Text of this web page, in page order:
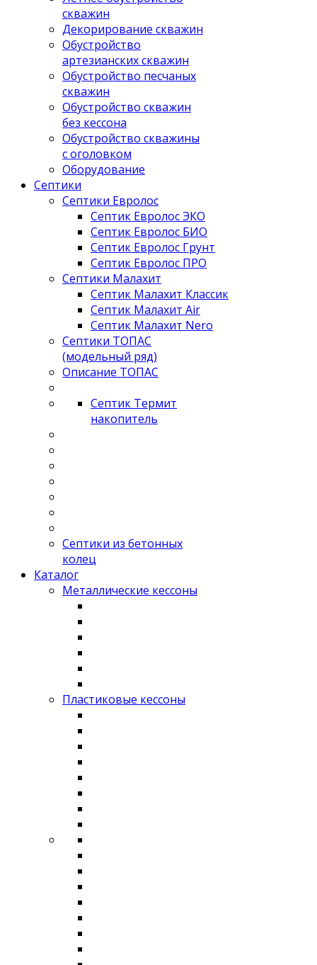
скважин
Декорирование скважин
Обустройство
артезианских скважин
Обустройство песчаных
скважин
Обустройство скважин
без кессона
Обустройство скважины
с оголовком
Оборудование
Септики
Септики Евролос
Септик Евролос ЭКО
Септик Евролос БИО
Септик Евролос Грунт
Септик Евролос ПРО
Септики Малахит
Септик Малахит Классик
Септик Малахит Air
Септик Малахит Nero
Септики ТОПАС
(модельный ряд)
Описание ТОПАС
Септик Термит
накопитель
Септики из бетонных
колец
Каталог
Металлические кессоны
Пластиковые кессоны